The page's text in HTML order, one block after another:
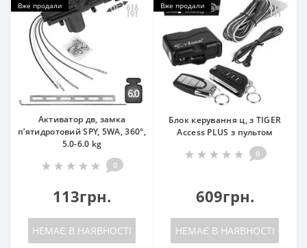
Вже продали
Активатор дв, замка
п’ятидротовий SPY, 5WA, 360°,
5.0-6.0 kg
0
113грн.
НЕМАЄ В НАЯВНОСТІ
Вже продали
Блок керування ц, з TIGER
Access PLUS з пультом
0
609грн.
НЕМАЄ В НАЯВНОСТІ